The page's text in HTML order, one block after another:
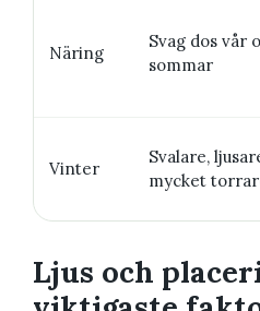
Näring
Svag dos vår
sommar
Vinter
Svalare,
mycket
Ljus och